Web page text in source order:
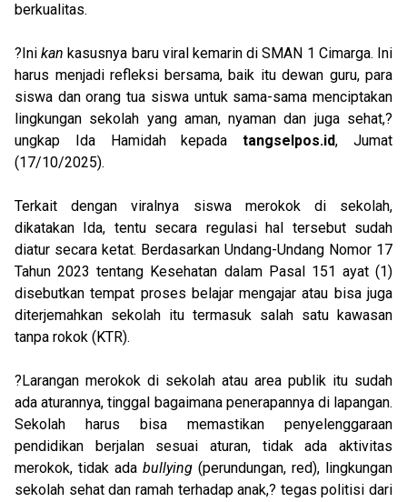
berkualitas.
?Inikan kasusnya baru viral kemarin di SMAN 1 Cimarga. Ini
harus menjadi refleksi bersama, baik itu dewan guru, para
siswa dan orang tua siswa untuk sama-sama menciptakan
lingkungan sekolah yang aman, nyaman dan juga sehat,?
ungkap Ida Hamidah kepadatangselpos.id, Jumat
(17/10/2025).
Terkait dengan viralnya siswa merokok di sekolah,
dikatakan Ida, tentu secara regulasi hal tersebut sudah
diatur secara ketat. Berdasarkan Undang-Undang Nomor 17
Tahun 2023 tentang Kesehatan dalam Pasal 151 ayat (1)
disebutkan tempat proses belajar mengajar atau bisa juga
diterjemahkan sekolah itu termasuk salah satu kawasan
tanpa rokok (KTR).
?Larangan merokok di sekolah atau area publik itu sudah
ada aturannya, tinggal bagaimana penerapannya di lapangan.
Sekolah harus bisa memastikan penyelenggaraan
pendidikan berjalan sesuai aturan, tidak ada aktivitas
merokok, tidak ada bullying (perundungan, red), lingkungan
sekolah sehat dan ramah terhadap anak,? tegas politisi dari